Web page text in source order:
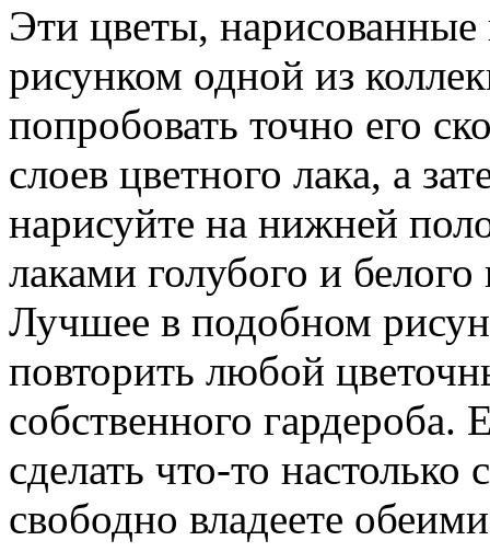
Эти цветы,
рисунком одной из
попробовать точно его
слоев цветного лака, а
нарисуйте на нижней
лаками голубого и белого
Лучшее в подобном
повторить любой
собственного гардероба.
сделать что-то
свободно владеете